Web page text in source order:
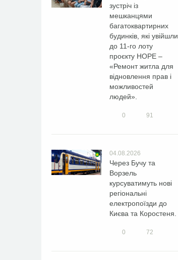
зустріч із
мешканцями
багатоквартирних
будинків, які увійшли
до 11-го лоту
проєкту HOPE –
«Ремонт житла для
відновлення прав і
можливостей
людей».
0 91
04.08.2026
Через Бучу та
Ворзель
курсуватимуть нові
регіональні
електропоїзди до
Києва та Коростеня.
0 72